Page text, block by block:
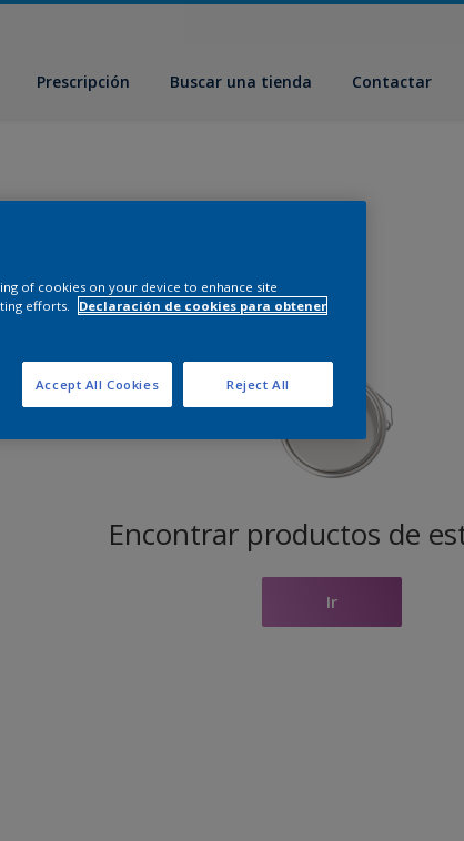
Prescripción Buscar una tienda Contactar
Encontrar productos de
Ir
of cookies on your device to enhance site
efforts.
Declaración de cookies para obtener
Reject All
Accept All Cookies